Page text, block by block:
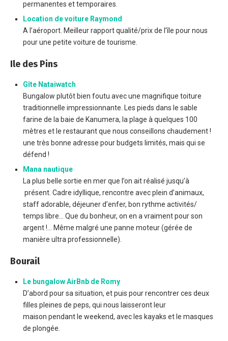
permanentes et temporaires.
Location de voiture Raymond
A l’aéroport. Meilleur rapport qualité/prix de l’île pour nous
pour une petite voiture de tourisme.
Ile des Pins
Gîte Nataiwatch
Bungalow plutôt bien foutu avec une magnifique toiture
traditionnelle impressionnante. Les pieds dans le sable
farine de la baie de Kanumera, la plage à quelques 100
mètres et le restaurant que nous conseillons chaudement !
une très bonne adresse pour budgets limités, mais qui se
défend !
Mana nautique
La plus belle sortie en mer que l’on ait réalisé jusqu’à
présent. Cadre idyllique, rencontre avec plein d’animaux,
staff adorable, déjeuner d’enfer, bon rythme activités/
temps libre… Que du bonheur, on en a vraiment pour son
argent !… Même malgré une panne moteur (gérée de
manière ultra professionnelle).
Bourail
Le bungalow AirBnb de Romy
D’abord pour sa situation, et puis pour rencontrer ces deux
filles pleines de peps, qui nous laisseront leur
maison pendant le weekend, avec les kayaks et le masques
de plongée.